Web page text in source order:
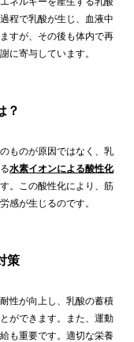
程で乳酸が生じ、血液中
すが、その後も体内で再
に寄与しています。
？
ものが原因ではなく、乳
水素イオンによる酸性化
。この酸性化により、筋
感が生じるのです。
策
性が向上し、乳酸の蓄積
ができます。また、運動
も重要です。適切な栄養